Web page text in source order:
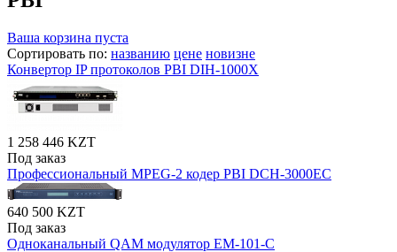
Ваша корзина пуста
Сортировать по: названию цене новизне
Конвертор IP протоколов PBI DIH-1000X
1 258 446 KZT
Под заказ
Профессиональный MPEG-2 кодер PBI DCH-3000EC
640 500 KZT
Под заказ
Одноканальный QAM модулятор EM-101-C